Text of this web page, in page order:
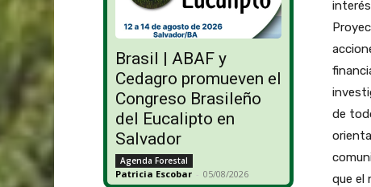
Brasil | ABAF y
Cedagro promueven el
Congreso Brasileño
del Eucalipto en
Salvador
Agenda Forestal
Patricia Escobar - 05/08/2026
de
que el